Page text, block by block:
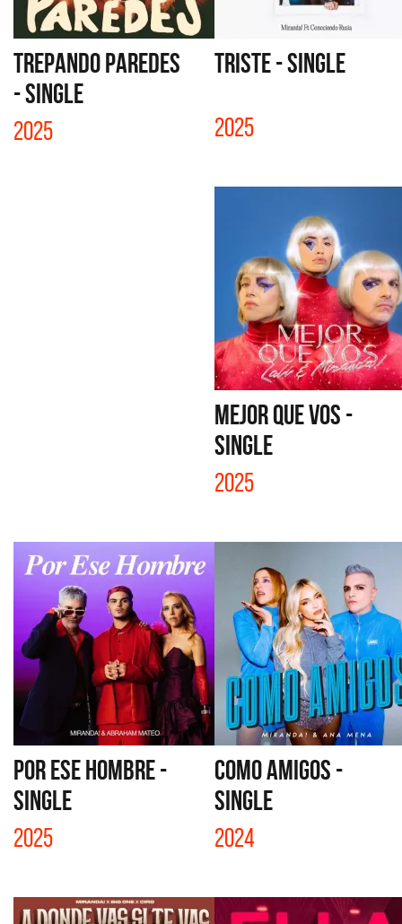
TREPANDO PAREDES
- SINGLE
2025
TRISTE - SINGLE
2025
MEJOR QUE VOS -
SINGLE
2025
POR ESE HOMBRE -
SINGLE
2025
COMO AMIGOS -
SINGLE
2024